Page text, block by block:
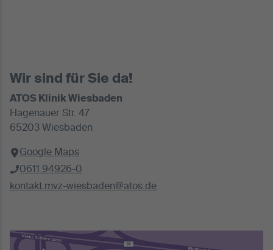
Wir sind für Sie da!
ATOS Klinik Wiesbaden
Hagenauer Str. 47
65203 Wiesbaden
Google Maps
0611 94926-0
kontakt.mvz-wiesbaden@atos.de